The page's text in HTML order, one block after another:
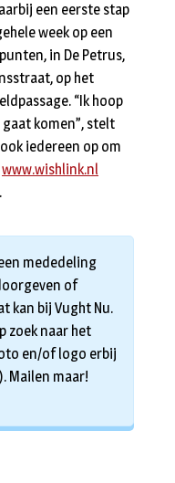
een eerste stap
week op een
in De Petrus,
op het
“Ik hoop
komen”, stelt
iedereen op om
www.wishlink.nl
mededeling
of
kan bij Vught Nu.
zoek naar het
en/of logo erbij
Mailen maar!